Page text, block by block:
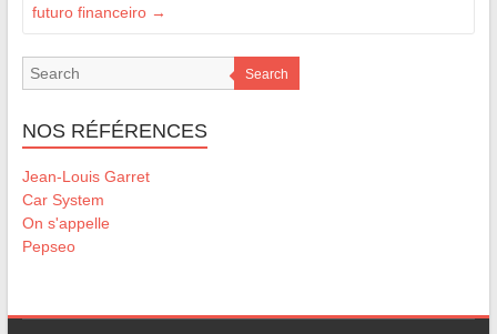
futuro financeiro →
Search
NOS RÉFÉRENCES
Jean-Louis Garret
Car System
On s'appelle
Pepseo